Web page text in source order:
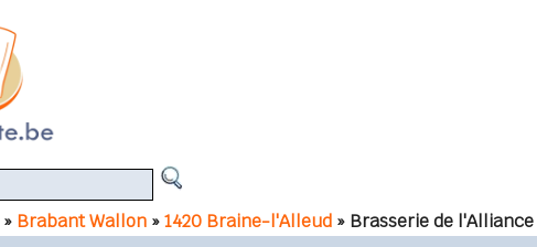
» Brabant Wallon »1420 Braine-l'Alleud » Brasserie de l'Alliance